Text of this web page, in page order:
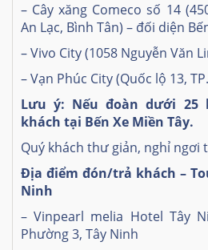
– Cây xăng Comeco số 14
An Lạc, Bình Tân) – đối diện
– Vivo City (1058 Nguyễn Văn
– Vạn Phúc City (Quốc lộ 13,
Lưu ý: Nếu đoàn dưới 25
khách tại Bến Xe Miền Tây.
Quý khách thư giản, nghỉ ngơi
Địa điểm đón/trả khách –
Ninh
– Vinpearl melia Hotel Tây
Phường 3, Tây Ninh